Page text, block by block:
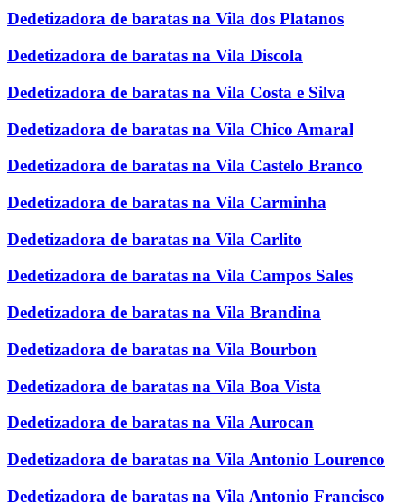
Dedetizadora de baratas na Vila dos Platanos
Dedetizadora de baratas na Vila Discola
Dedetizadora de baratas na Vila Costa e Silva
Dedetizadora de baratas na Vila Chico Amaral
Dedetizadora de baratas na Vila Castelo Branco
Dedetizadora de baratas na Vila Carminha
Dedetizadora de baratas na Vila Carlito
Dedetizadora de baratas na Vila Campos Sales
Dedetizadora de baratas na Vila Brandina
Dedetizadora de baratas na Vila Bourbon
Dedetizadora de baratas na Vila Boa Vista
Dedetizadora de baratas na Vila Aurocan
Dedetizadora de baratas na Vila Antonio Lourenco
Dedetizadora de baratas na Vila Antonio Francisco